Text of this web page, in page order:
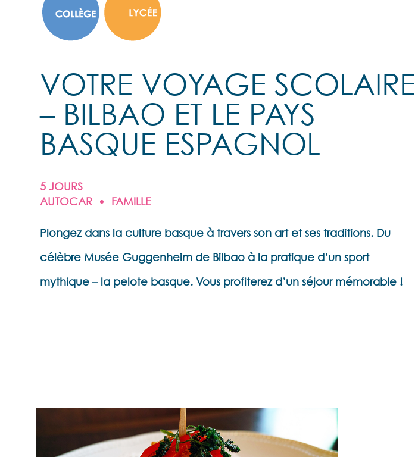
VOTRE VOYAGE SCOLAIRE
– BILBAO ET LE PAYS
BASQUE ESPAGNOL
5 JOURS
AUTOCAR
FAMILLE
Plongez dans la culture basque à travers son art et ses traditions. Du
célèbre Musée Guggenheim de Bilbao à la pratique d’un sport
mythique – la pelote basque. Vous profiterez d’un séjour mémorable !